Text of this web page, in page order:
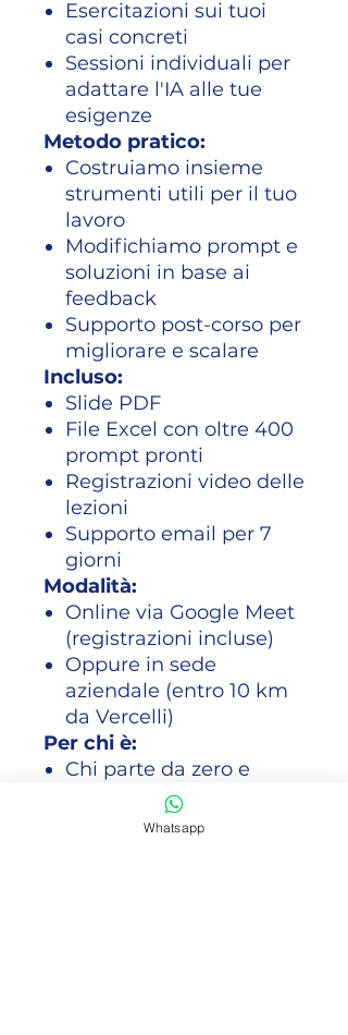
Esercitazioni sui tuoi
casi concreti
Sessioni individuali per
adattare l'IA alle tue
esigenze
Metodo pratico:
Costruiamo insieme
strumenti utili per il tuo
lavoro
Modifichiamo prompt e
soluzioni in base ai
feedback
Supporto post-corso per
migliorare e scalare
Incluso:
Slide PDF
File Excel con oltre 400
prompt pronti
Registrazioni video delle
lezioni
Supporto email per 7
giorni
Modalità:
Online via Google Meet
(registrazioni incluse)
Oppure in sede
aziendale (entro 10 km
da Vercelli)
Per chi è:
Chi parte da zero e
vuole un percorso
completoWhatsapp